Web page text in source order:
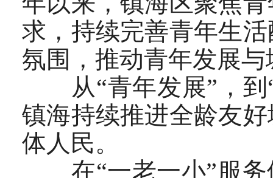
求，持续完善青年生
氛围，推动青年发展
从“青年发展”，到“
镇海持续推进全龄友
体人民。
在“一老一小”服务